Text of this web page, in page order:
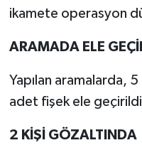
ikamete operasyon
ARAMADA ELE
Yapılan aramalarda,
adet fişek ele
2 KİŞİ GÖZALTINDA